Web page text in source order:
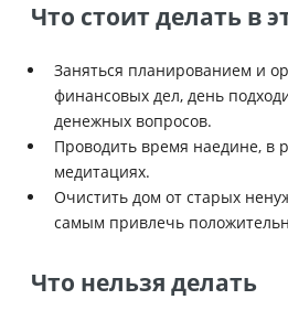
Что стоит делать в
Заняться планированием и
финансовых дел, день
денежных вопросов.
Проводить время наедине, в
медитациях.
Очистить дом от старых
самым привлечь
Что нельзя делать